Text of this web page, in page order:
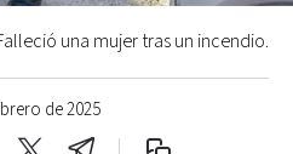
de 2025
una mujer tras un incendio.